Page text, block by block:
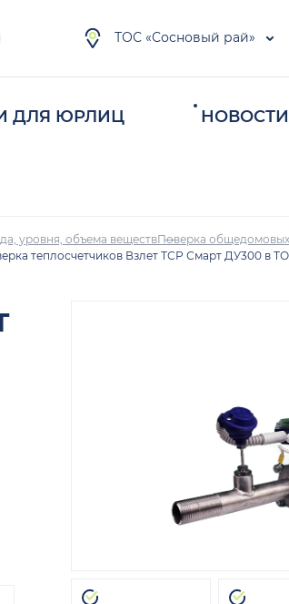
ТОС «Сосновый рай»
ДЛЯ ЮРЛИЦ НОВОСТИ
уровня, объема веществПоверка общедомовых
теплосчетчиков Взлет ТСР Смарт ДУ300 в